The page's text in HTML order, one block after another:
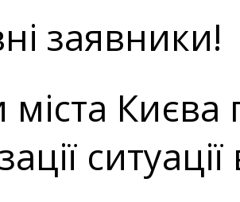
заявники!